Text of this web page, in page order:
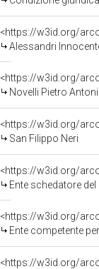
<https://w3id.org/
Alessandri
<https://w3id.org/
Novelli Pietro
<https://w3id.org/
San Filippo Neri
<https://w3id.org/
Ente schedatore
<https://w3id.org/
Ente competente per tutela
<https://w3id.org/